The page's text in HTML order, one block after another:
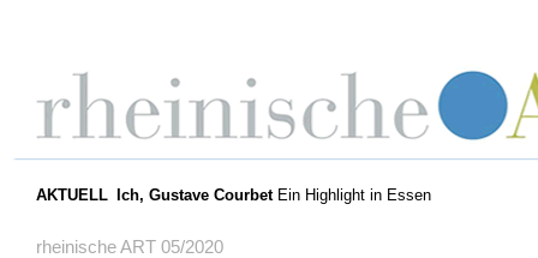
AKTUELL Ich, Gustave CourbetEin Highlight in Essen
rheinische ART 05/2020